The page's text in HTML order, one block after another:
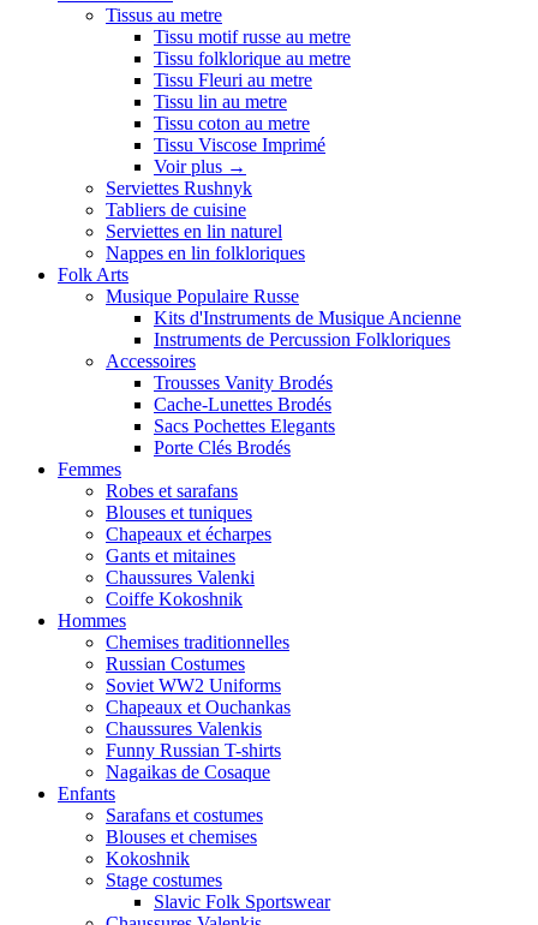
Tissus au metre
Tissu motif russe au metre
Tissu folklorique au metre
Tissu Fleuri au metre
Tissu lin au metre
Tissu coton au metre
Tissu Viscose Imprimé
Voir plus →
Serviettes Rushnyk
Tabliers de cuisine
Serviettes en lin naturel
Nappes en lin folkloriques
Folk Arts
Musique Populaire Russe
Kits d'Instruments de Musique Ancienne
Instruments de Percussion Folkloriques
Accessoires
Trousses Vanity Brodés
Cache-Lunettes Brodés
Sacs Pochettes Elegants
Porte Clés Brodés
Femmes
Robes et sarafans
Blouses et tuniques
Chapeaux et écharpes
Gants et mitaines
Chaussures Valenki
Coiffe Kokoshnik
Hommes
Chemises traditionnelles
Russian Costumes
Soviet WW2 Uniforms
Chapeaux et Ouchankas
Chaussures Valenkis
Funny Russian T-shirts
Nagaikas de Cosaque
Enfants
Sarafans et costumes
Blouses et chemises
Kokoshnik
Stage costumes
Slavic Folk Sportswear